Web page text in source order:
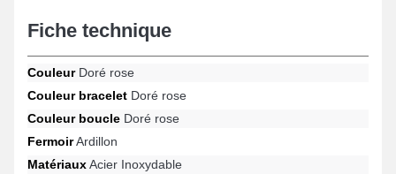
associant élégance intemporelle et fonctionnalité avancée afin de
combler les attentes des adeptes de confort. Pensé pour
s'harmoniser idéalement sur les designs Gen 6 42 mm, Gen 4
Sport, Gen 5e 42 mm, Gen 4 Venture HR, Charter et bien d'autres
fiable et un maintien sûr. Grâce à son design intemporel, cet
article au design raffiné Fossil s'accommode sans effort à une
Fiche technique
CouleurDoré rose
Couleur bracelet Doré rose
Couleur boucle Doré rose
FermoirArdillon
MatériauxAcier Inoxydable